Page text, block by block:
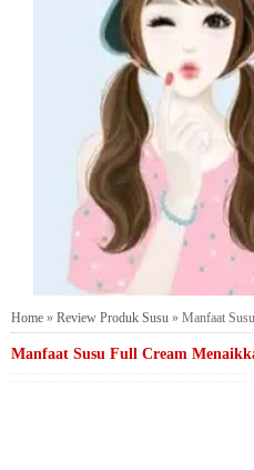
Home » Review Produk Susu » Manfaat
Manfaat Susu Full Cream